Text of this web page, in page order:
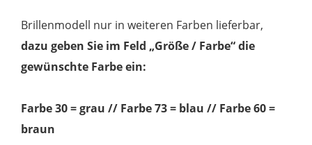
Brillenmodell nur in weiteren Farben lieferbar,
dazu geben Sie im Feld „Größe / Farbe“ die
gewünschte Farbe ein:
Farbe 30 = grau// Farbe 73 = blau // Farbe 60 =
braun